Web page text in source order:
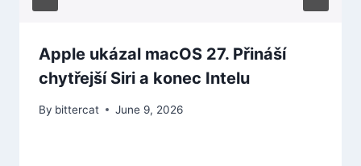
Apple ukázal macOS 27. Přináší
chytřejší Siri a konec Intelu
By bittercat June 9, 2026